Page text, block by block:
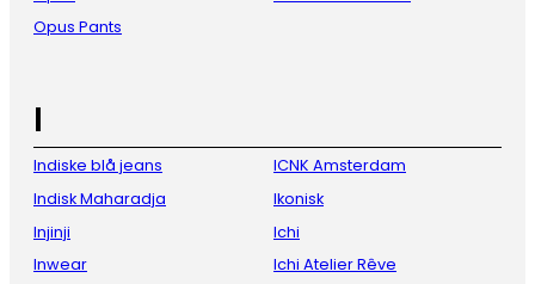
Opus Pants
I
Indiske blå jeans
Indisk Maharadja
Injinji
Inwear
ICNK Amsterdam
Ikonisk
Ichi
Ichi Atelier Rêve